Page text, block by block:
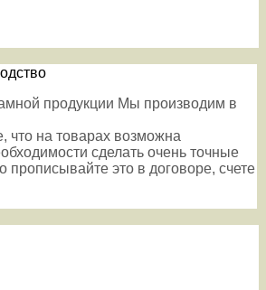
продукции Мы производим в
на товарах возможна
сделать очень точные
прописывайте это в договоре, счете